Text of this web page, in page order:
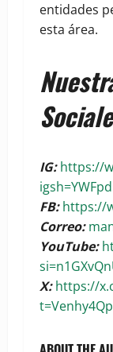
entidades
esta área.
IG:https://
FB:https://
Correo:
YouTube:
X:https://